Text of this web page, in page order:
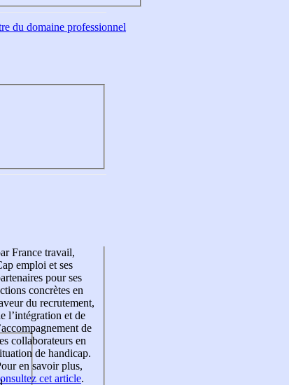
du domaine professionnel
France travail,
emploi et ses
pour ses
concrètes en
du recrutement,
l’intégration et de
de
collaborateurs en
de handicap.
en savoir plus,
cet article.